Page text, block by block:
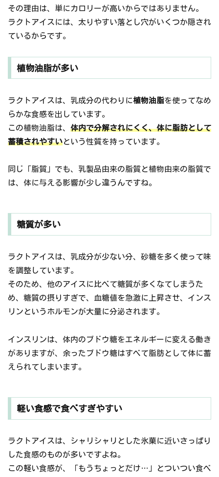
その理由は、単にカロリーが高いからではありません。
ラクトアイスには、太りやすい落とし穴がいくつか隠され
ているからです。
植物油脂が多い
ラクトアイスは、乳成分の代わりに植物油脂を使ってなめ
らかな食感を出しています。
この植物油脂は、 体内で分解されにくく、体に脂肪として
蓄積されやすいという性質を持っています。
同じ「脂質」でも、乳製品由来の脂質と植物由来の脂質で
は、体に与える影響が少し違うんですね。
糖質が多い
ラクトアイスは、乳成分が少ない分、砂糖を多く使って味
を調整しています。
そのため、他のアイスに比べて糖質が多くなてしまうた
め、糖質の摂りすぎで、血糖値を急激に上昇させ、インス
リンというホルモンが大量に分泌されます。
インスリンは、体内のブドウ糖をエネルギーに変える働き
がありますが、余ったブドウ糖はすべて脂肪として体に蓄
えられてしまいます。
軽い食感で食べすぎやすい
ラクトアイスは、シャリシャリとした氷菓に近いさっぱり
した食感のものが多いですよね。
この軽い食感が、「もうちょっとだけ…」とついつい食べ